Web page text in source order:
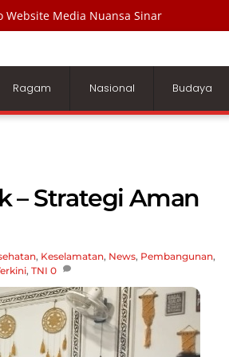
Website Media Nuansa Sinar
Ragam Nasional Budaya
– Strategi Aman
, Keselamatan, News, Pembangunan,
, TNI 0